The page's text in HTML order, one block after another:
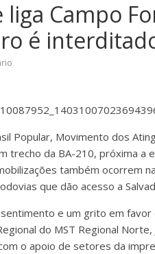
Campo
é
Popular, Movimento dos
trecho da BA-210, próxima a
também ocorrem
que dão acesso a
e um grito em
do MST Regional
o apoio de setores da